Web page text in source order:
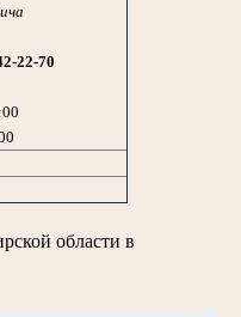
22-70
области в